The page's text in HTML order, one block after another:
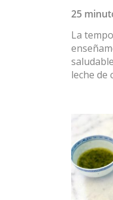
25
La
leche de